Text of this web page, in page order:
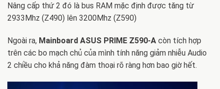
Nâng cấp thứ 2 đó là bus RAM mặc định được tăng từ
2933Mhz (Z490) lên 3200Mhz (Z590)
Ngoài ra, Mainboard ASUS PRIME Z590-A còn tích hợp
trên các bo mạch chủ của mình tính năng giảm nhiễu Audio
2 chiều cho khả năng đàm thoại rõ ràng hơn bao giờ hết.